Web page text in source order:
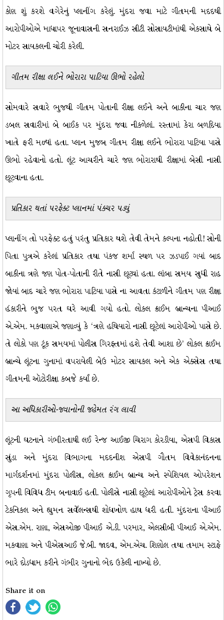
કોણ શું કરશે વગેરેનું પ્લાનીંગ કરેલું. મુંદરા જવા માટે ગીતમની મદદથી
આરોપીઓએ માધાપર જૂનાવાસની સનરાઈઝ સીટી સોસાયટીમાંથી એકસાથે બે
મોટર સાયકલની ચોરી કરેલી.
ગીતમ રીક્ષા લઈને ભોરારા પાટિયા ઊભો રહેલો
સોમવારે સવારે ભુજથી ગીતમ પોતાની રીક્ષા લઈને અને બાકીના ચાર જણ
ડબલ સવારીમાં બે બાઈક પર મુંદરા જવા નીકળેલાં. રસ્તામાં કેરા બળદિયા
ખાતે ફરી મળ્યાં હતા. પ્લાન મુજબ ગીતમ રીક્ષા લઈને ભોરારા પાટિયા પાસે
ઊભો રહેવાનો હતો. લૂંટ આચરીને ચારે જણ ભોરારાથી રીક્ષામાં બેસી નાસી
છૂટવાના હતા.
પ્રતિકાર થતાં પરફેક્ટ પ્લાનમાં પંક્ચર પડ્યું
પ્લાનીંગ તો પરફેક્ટ હતું પરંતુ પ્રતિકાર થશે તેવી તેમને કલ્પના નહોતી! સોની
પિતા પુત્રએ કરેલાં પ્રતિકાર તથા પંકજ શર્મા સ્થળ પર ઝડપાઈ ગયાં બાદ
બાકીના ત્રણે જણ પોત-પોતાની રીતે નાસી છૂટ્યાં હતા. લાંબા સમય સુધી રાહ
જોયાં બાદ ચારે જણ ભોરારા પાટિયા પાસે ના આવતા કંટાળીને ગીતમ પણ રીક્ષા
હંકારીને ભુજ પરત ઘરે આવી ગયો હતો. લોકલ ક્રાઈમ બ્રાન્ચના પીઆઈ
એ.એમ. મકવાણાએ જણાવ્યું કે ‘ત્રણે હથિયારો નાસી છૂટેલાં આરોપીઓ પાસે છે.
તે લોકો પણ ટૂંક સમયમાં પોલીસ ગિરફ્તમાં હશે તેવી આશા છે’ લોકલ ક્રાઈમ
બ્રાન્ચે લૂંટના ગુનામાં વપરાયેલી બેઉ મોટર સાયકલ અને એક એક્સેસ તથા
ગીતમની ઑટોરીક્ષા કબજે કર્યાં છે.
આ અધિકારીઓ-જવાનોની જહેમત રંગ લાવી
લૂંટની ઘટનાને ગંભીરતાથી લઈ રેન્જ આઈજી ચિરાગ કોરડીયા, એસપી વિકાસ
સુંડા અને મુંદરા વિભાગના મદદનીશ એસપી ગૌતમ વિવેકાનંદનના
માર્ગદર્શનમાં મુંદરા પોલીસ, લોકલ ક્રાઈમ બ્રાન્ચ અને સ્પેશિયલ ઓપરેશન
ગૃપની વિવિધ ટીમ બનાવાઈ હતી. પોલીસે નાસી છૂટેલાં આરોપીઓને ટ્રેસ કરવા
ટેકનિકલ અને હ્યુમન સર્વેલન્સથી શોધખોળ હાથ ધરી હતી. મુંદરાના પીઆઈ
એસ.એમ. રાણા, એસઓજી પીઆઈ એ.ડી. પરમાર, એલસીબી પીઆઈ એ.એમ.
મકવાણા અને પીએસઆઈ જે.બી. જાદવ, એમ.એચ. શિણોલ તથા તમામ સ્ટાફે
ભારે દોડધામ કરીને ગંભીર ગુનાનો ભેદ ઉકેલી નાખ્યો છે.
Share it on